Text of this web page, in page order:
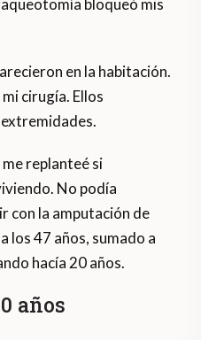
bloqueó mis
en la habitación.
cirugía. Ellos
replanteé si
No podía
con la amputación de
los 47 años, sumado a
hacía 20 años.
años